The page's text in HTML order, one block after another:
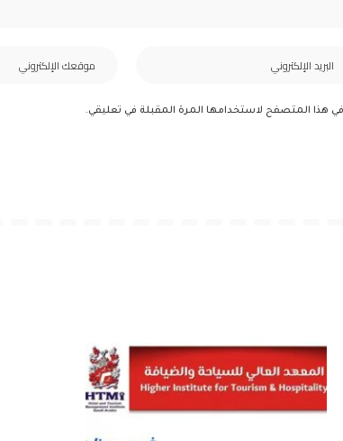
في هذا المتصفح لاستخدامها المرة المقبلة في تعليقي.